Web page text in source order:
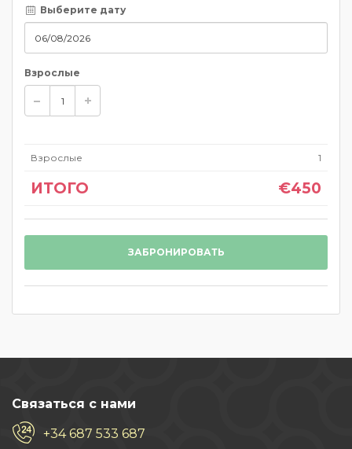
Выберите дату
Взрослые
Взрослые 1
ИТОГО €450
ЗАБРОНИРОВАТЬ
Связаться с нами
+34 687 533 687